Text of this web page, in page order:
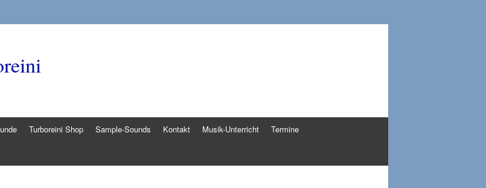
Turboreini Shop Sample-Sounds Kontakt Musik-Unterricht Termine